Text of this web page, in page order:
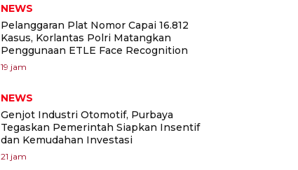
NEWS
Pelanggaran Plat Nomor Capai 16.812
Kasus, Korlantas Polri Matangkan
Penggunaan ETLE Face Recognition
19 jam
NEWS
Genjot Industri Otomotif, Purbaya
Tegaskan Pemerintah Siapkan Insentif
dan Kemudahan Investasi
21 jam